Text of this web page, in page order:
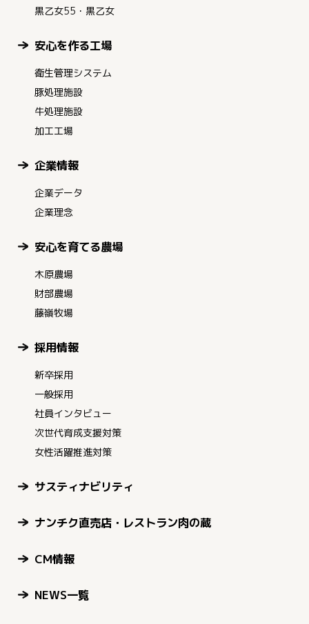
黒乙女55・黒乙女
安心を作る工場
衛生管理システム
豚処理施設
牛処理施設
加工工場
企業情報
企業データ
企業理念
安心を育てる農場
木原農場
財部農場
藤嶺牧場
採用情報
新卒採用
一般採用
社員インタビュー
次世代育成支援対策
女性活躍推進対策
サスティナビリティ
ナンチク直売店・レストラン肉の蔵
CM情報
NEWS一覧